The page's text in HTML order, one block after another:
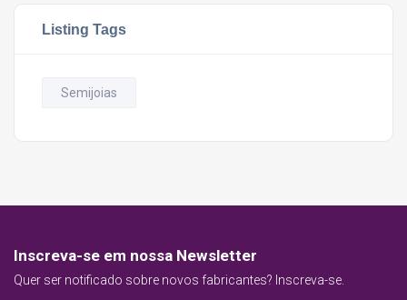
Listing Tags
Semijoias
Inscreva-se em nossa Newsletter
Quer ser notificado sobre novos fabricantes? Inscreva-se.